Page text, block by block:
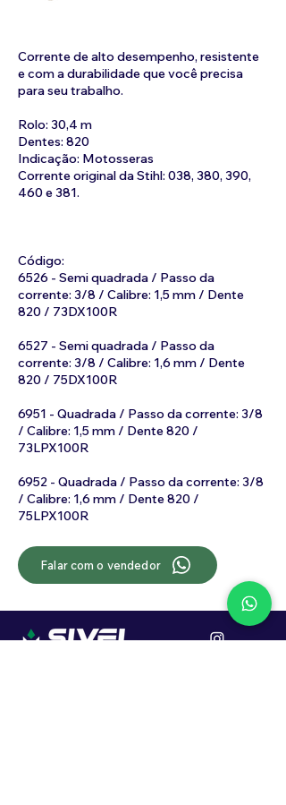
Corrente de alto desempenho, resistente
e com a durabilidade que você precisa
para seu trabalho.
Rolo: 30,4 m
Dentes: 820
Indicação: Motosseras
Corrente original da Stihl: 038, 380, 390,
460 e 381.
Código:
6526 - Semi quadrada / Passo da
corrente: 3/8 / Calibre: 1,5 mm / Dente
820 / 73DX100R
6527 - Semi quadrada / Passo da
corrente: 3/8 / Calibre: 1,6 mm / Dente
820 / 75DX100R
6951 - Quadrada / Passo da corrente: 3/8
/ Calibre: 1,5 mm / Dente 820 /
73LPX100R
6952 - Quadrada / Passo da corrente: 3/8
/ Calibre: 1,6 mm / Dente 820 /
75LPX100R
Falar com o vendedor